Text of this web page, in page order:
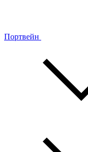
Портвейн